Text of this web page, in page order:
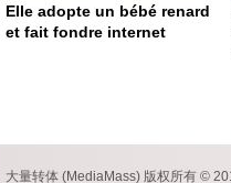
Elle adopte un bébé renard
et fait fondre internet
大量转体 (MediaMass) 版权所有 ©